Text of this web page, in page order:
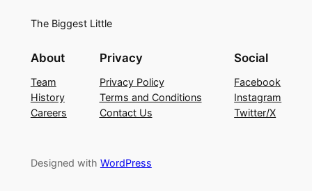
The Biggest Little
About
Team
History
Careers
Privacy
Privacy Policy
Terms and Conditions
Contact Us
Social
Facebook
Instagram
Twitter/X
Designed with WordPress